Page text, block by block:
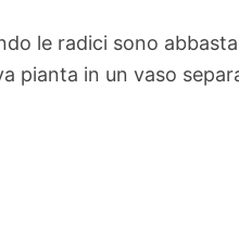
le radici sono
pianta in un vaso